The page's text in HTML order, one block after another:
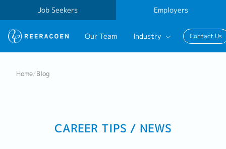
Job Seekers Employers
Our Team Industry Contact Us
Home/Blog
CAREER TIPS / NEWS